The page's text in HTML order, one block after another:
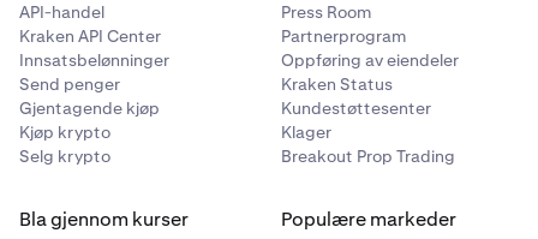
4 Deretter vil du se en rad for xStocks-handel
gjeldende status til høyre (Låst eller Ikke kvalifisert).
Hvis xStocks er “Låst”, trykker du bare på raden for å
API-handel
Kraken API Center
Innsatsbelønninger
Send penger
Gjentagende kjøp
Kjøp krypto
Selg krypto
Press Room
Partnerprogram
Oppføring av eiendeler
Kraken Status
Kundestøttesenter
Klager
Breakout Prop Trading
Bla gjennom kurser Populære markeder